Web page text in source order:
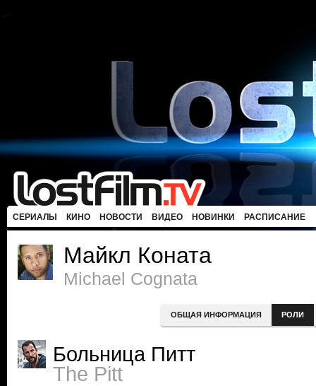
СЕРИАЛЫ КИНО НОВОСТИ ВИДЕО НОВИНКИ РАСПИСАНИЕ
Майкл Коната
Michael Cognata
ОБЩАЯ ИНФОРМАЦИЯ РОЛИ
Больница Питт
The Pitt